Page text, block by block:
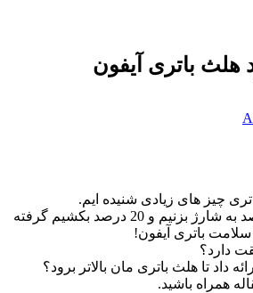
هلث باتری آیفون
چیز های زیادی شنیده ایم.
از اینکه گوشی را 80 درصد به شارژ بزنیم و 20 درصد بکشیم گرفته
باتری آیفون!
دارد؟
داد تا هلث باتری مان بالاتر برود؟
همراه باشید.